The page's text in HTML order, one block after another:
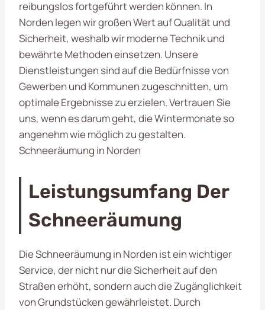
reibungslos fortgeführt werden können. In
Norden legen wir großen Wert auf Qualität und
Sicherheit, weshalb wir moderne Technik und
bewährte Methoden einsetzen. Unsere
Dienstleistungen sind auf die Bedürfnisse von
Gewerben und Kommunen zugeschnitten, um
optimale Ergebnisse zu erzielen. Vertrauen Sie
uns, wenn es darum geht, die Wintermonate so
angenehm wie möglich zu gestalten.
Schneeräumung in Norden
Leistungsumfang Der
Schneeräumung
Die Schneeräumung in Norden ist ein wichtiger
Service, der nicht nur die Sicherheit auf den
Straßen erhöht, sondern auch die Zugänglichkeit
von Grundstücken gewährleistet. Durch